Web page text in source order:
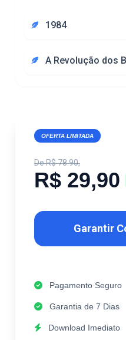
1984
A Revolução dos
OFERTA LIMITADA
De R$ 78.90,
R$ 29,90
Garantir
Pagamento Seguro
Garantia de 7 Dias
Download Imediato